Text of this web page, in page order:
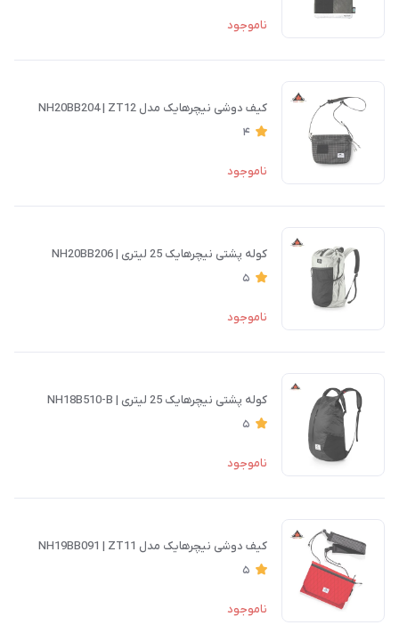
ناموجود
کیف دوشی نیچرهایک مدل NH20BB204 | ZT12
4
ناموجود
کوله پشتی نیچرهایک 25 لیتری | NH20BB206
5
ناموجود
کوله پشتی نیچرهایک 25 لیتری | NH18B510-B
5
ناموجود
کیف دوشی نیچرهایک مدل NH19BB091 | ZT11
5
ناموجود